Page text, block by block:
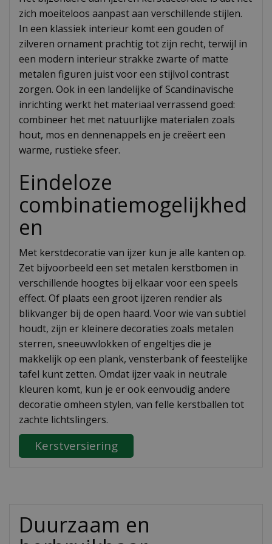
zich moeiteloos aanpast aan verschillende stijlen.
In een klassiek interieur komt een gouden of
zilveren ornament prachtig tot zijn recht, terwijl in
een modern interieur strakke zwarte of matte
metalen figuren juist voor een stijlvol contrast
zorgen. Ook in een landelijke of Scandinavische
inrichting werkt het materiaal verrassend goed:
combineer het met natuurlijke materialen zoals
hout, mos en dennenappels en je creëert een
warme, rustieke sfeer.
Eindeloze
combinatiemogelijkhed
en
Met kerstdecoratie van ijzer kun je alle kanten op.
Zet bijvoorbeeld een set metalen kerstbomen in
verschillende hoogtes bij elkaar voor een speels
effect. Of plaats een groot ijzeren rendier als
blikvanger bij de open haard. Voor wie van subtiel
houdt, zijn er kleinere decoraties zoals metalen
sterren, sneeuwvlokken of engeltjes die je
makkelijk op een plank, vensterbank of feestelijke
tafel kunt zetten. Omdat ijzer vaak in neutrale
kleuren komt, kun je er ook eenvoudig andere
decoratie omheen stylen, van felle kerstballen tot
zachte lichtslingers.
Kerstversiering
Duurzaam en